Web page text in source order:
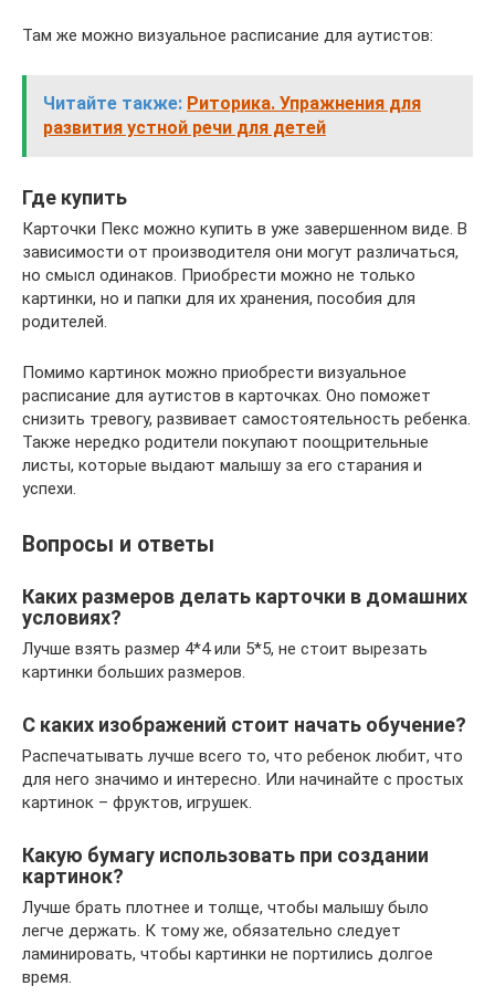
Там же можно визуальное расписание для аутистов:
Читайте также: Риторика. Упражнения для
развития устной речи для детей
Где купить
Карточки Пекс можно купить в уже завершенном виде. В
зависимости от производителя они могут различаться,
но смысл одинаков. Приобрести можно не только
картинки, но и папки для их хранения, пособия для
родителей.
Помимо картинок можно приобрести визуальное
расписание для аутистов в карточках. Оно поможет
снизить тревогу, развивает самостоятельность ребенка.
Также нередко родители покупают поощрительные
листы, которые выдают малышу за его старания и
успехи.
Вопросы и ответы
Каких размеров делать карточки в домашних
условиях?
Лучше взять размер 4*4 или 5*5, не стоит вырезать
картинки больших размеров.
С каких изображений стоит начать обучение?
Распечатывать лучше всего то, что ребенок любит, что
для него значимо и интересно. Или начинайте с простых
картинок – фруктов, игрушек.
Какую бумагу использовать при создании
картинок?
Лучше брать плотнее и толще, чтобы малышу было
легче держать. К тому же, обязательно следует
ламинировать, чтобы картинки не портились долгое
время.